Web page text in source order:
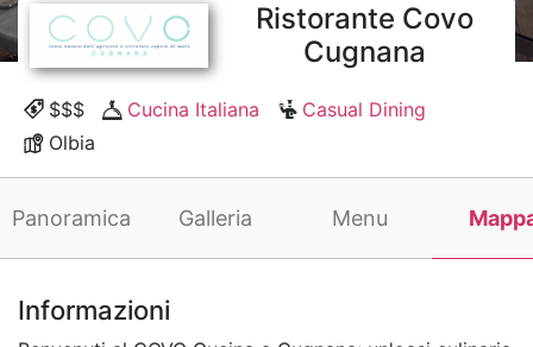
Ristorante Covo
Cugnana
$$$ Cucina Italiana
Casual Dining
Olbia
Panoramica Galleria Menu
Informazioni